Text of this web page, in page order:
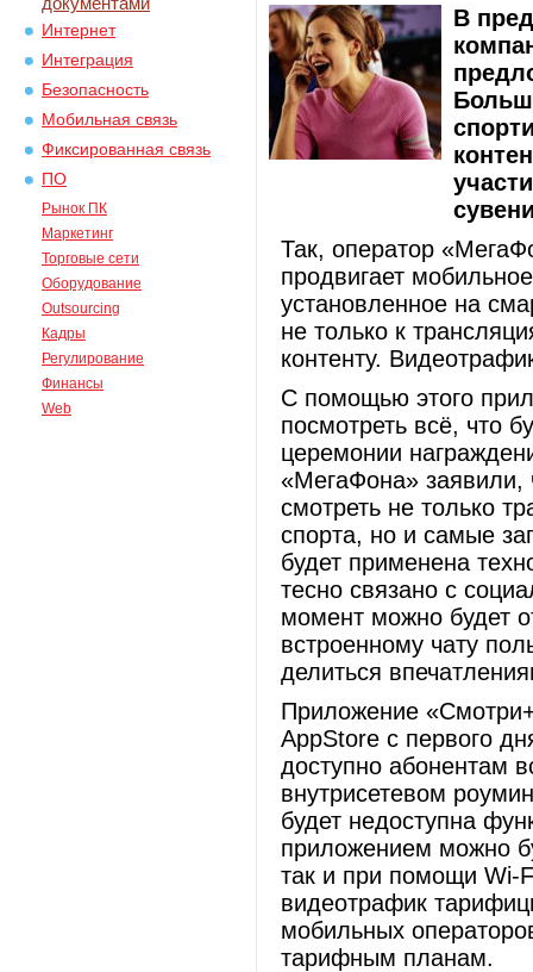
Интернет
Интеграция
Безопасность
Мобильная связь
Фиксированная связь
ПО
Рынок ПК
Маркетинг
Торговые сети
Оборудование
Outsourcing
Кадры
Регулирование
Финансы
Web
В
Так, оператор
продвигает
установленное на
не только к
контенту.
С помощью этого
посмотреть всё, что
церемонии
«МегаФона» заявили,
смотреть не только
спорта, но и самые
будет применена
тесно связано с
момент можно будет
встроенному чату
делиться
Приложение
AppStore с первого
доступно абонентам
внутрисетевом
будет недоступна
приложением можно
так и при помощи Wi-
видеотрафик
мобильных
тарифным планам.